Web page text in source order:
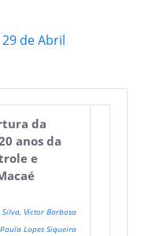
29 de Abril
da
anos da
e
Victor Barbosa
Lopes Siqueira